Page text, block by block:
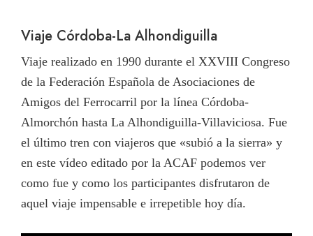
Viaje Córdoba-La Alhondiguilla
Viaje realizado en 1990 durante el XXVIII Congreso
de la Federación Española de Asociaciones de
Amigos del Ferrocarril por la línea Córdoba-
Almorchón hasta La Alhondiguilla-Villaviciosa. Fue
el último tren con viajeros que «subió a la sierra» y
en este vídeo editado por la ACAF podemos ver
como fue y como los participantes disfrutaron de
aquel viaje impensable e irrepetible hoy día.